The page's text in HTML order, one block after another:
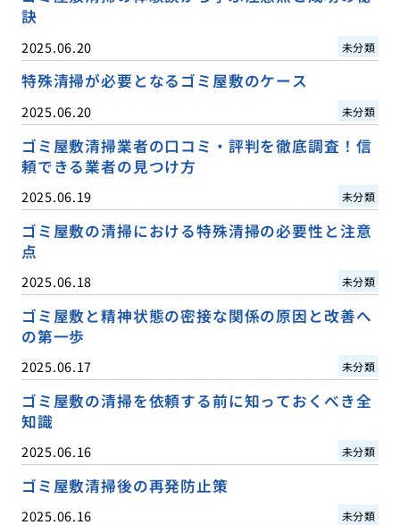
訣
2025.06.20 未分類
特殊清掃が必要となるゴミ屋敷のケース
2025.06.20 未分類
ゴミ屋敷清掃業者の口コミ・評判を徹底調査！信
頼できる業者の見つけ方
2025.06.19 未分類
ゴミ屋敷の清掃における特殊清掃の必要性と注意
点
2025.06.18 未分類
ゴミ屋敷と精神状態の密接な関係の原因と改善へ
の第一歩
2025.06.17 未分類
ゴミ屋敷の清掃を依頼する前に知っておくべき全
知識
2025.06.16 未分類
ゴミ屋敷清掃後の再発防止策
2025.06.16 未分類